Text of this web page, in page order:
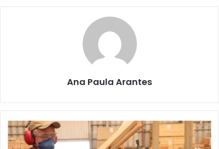
Ana Paula Arantes